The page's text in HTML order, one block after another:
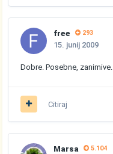
free 293
15. junij 2009
Dobre. Posebne,
Citiraj
Marsa 5.104